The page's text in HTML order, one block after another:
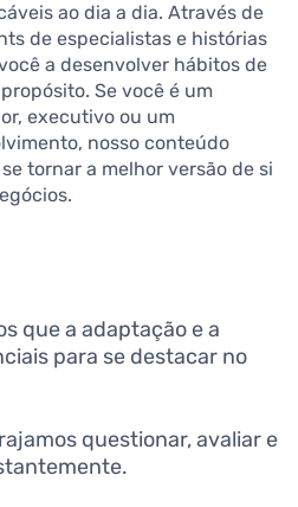
ao dia a dia. Através de
de especialistas e histórias
a desenvolver hábitos de
Se você é um
executivo ou um
nosso conteúdo
tornar a melhor versão de si
que a adaptação e a
para se destacar no
questionar, avaliar e